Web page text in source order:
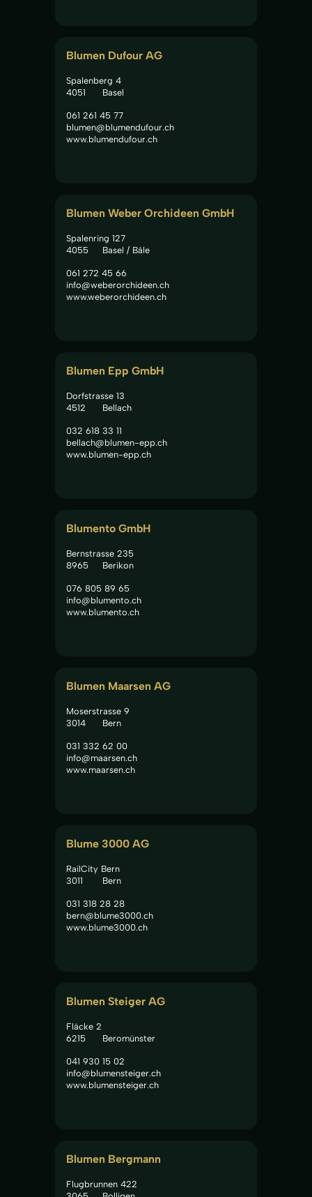
Blumen Dufour AG
Spalenberg 4
4051
Basel
061 261 45 77
blumen@blumendufour.ch
www.blumendufour.ch
Blumen Weber Orchideen GmbH
Spalenring 127
4055
Basel / Bâle
061 272 45 66
info@weberorchideen.ch
www.weberorchideen.ch
Blumen Epp GmbH
Dorfstrasse 13
4512
Bellach
032 618 33 11
bellach@blumen-epp.ch
www.blumen-epp.ch
Blumento GmbH
Bernstrasse 235
8965
Berikon
076 805 89 65
info@blumento.ch
www.blumento.ch
Blumen Maarsen AG
Moserstrasse 9
3014
Bern
031 332 62 00
info@maarsen.ch
www.maarsen.ch
Blume 3000 AG
RailCity Bern
3011
Bern
031 318 28 28
bern@blume3000.ch
www.blume3000.ch
Blumen Steiger AG
Fläcke 2
6215
Beromünster
041 930 15 02
info@blumensteiger.ch
www.blumensteiger.ch
Blumen Bergmann
Flugbrunnen 422